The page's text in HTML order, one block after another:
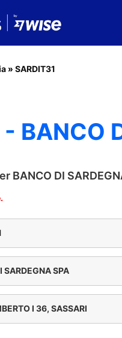
» SARDIT31
BANCO
BANCO DI
SARDEGNA SPA
I 36, SASSARI